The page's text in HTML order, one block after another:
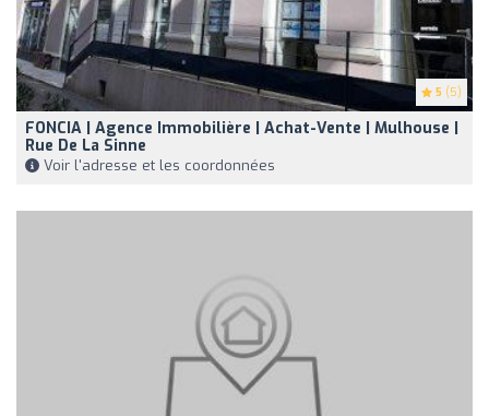
5 (5)
FONCIA | Agence Immobilière | Achat-Vente | Mulhouse |
Rue De La Sinne
Voir l'adresse et les coordonnées